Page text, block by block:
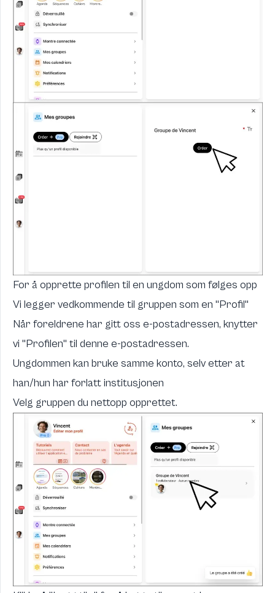
For å opprette profilen til en ungdom som følges opp
Vi legger vedkommende til gruppen som en "Profil"
Når foreldrene har gitt oss e-postadressen, knytter
vi "Profilen" til denne e-postadressen.
Ungdommen kan bruke samme konto, selv etter at
han/hun har forlatt institusjonen
Velg gruppen du nettopp opprettet.